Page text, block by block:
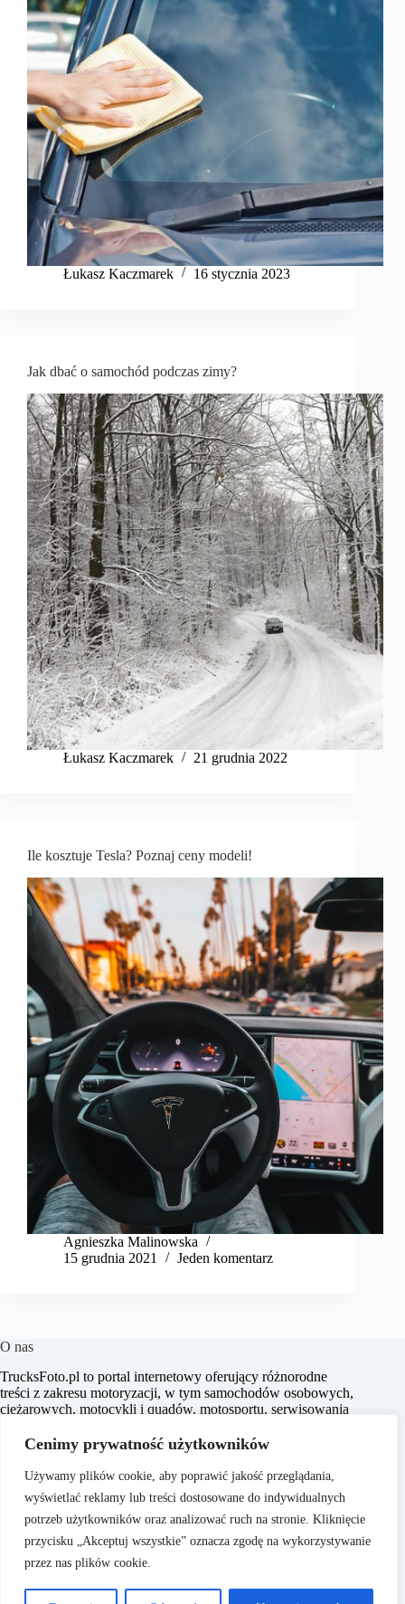
Cenimy prywatność użytkowników
Używamy plików cookie, aby poprawić jakość przeglądania,
wyświetlać reklamy lub treści dostosowane do indywidualnych
potrzeb użytkowników oraz analizować ruch na stronie. Kliknięcie
przycisku „Akceptuj wszystkie” oznacza zgodę na wykorzystywanie
przez nas plików cookie.
Łukasz Kaczmarek 16 stycznia 2023
Jak dbać o samochód podczas zimy?
Łukasz Kaczmarek 21 grudnia 2022
Ile kosztuje Tesla? Poznaj ceny modeli!
Agnieszka Malinowska
15 grudnia 2021
Jeden komentarz
O nas
​TrucksFoto.pl to portal internetowy oferujący różnorodne
treści z zakresu motoryzacji, w tym samochodów osobowych,
ciężarowych, motocykli i quadów, motosportu, serwisowania
aktualnych informacji, praktycznych porad oraz inspiracji,
które wspierają czytelników w poszerzaniu wiedzy o
motoryzacji i podejmowaniu świadomych decyzji.
O nas